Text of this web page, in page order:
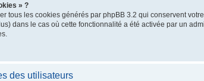
» ?
tous les cookies générés par phpBB 3.2 qui conservent
dans le cas où cette fonctionnalité a été activée par un
des utilisateurs